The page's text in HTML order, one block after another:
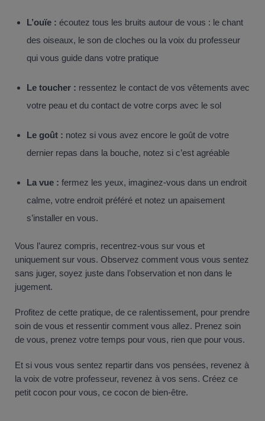
L’ouïe : écoutez tous les bruits autour de vous : le chant
des oiseaux, le son de cloches ou la voix du professeur
qui vous guide dans votre pratique
Le toucher : ressentez le contact de vos vêtements avec
votre peau et du contact de votre corps avec le sol
Le goût : notez si vous avez encore le goût de votre
dernier repas dans la bouche, notez si c’est agréable
La vue : fermez les yeux, imaginez-vous dans un endroit
calme, votre endroit préféré et notez un apaisement
s’installer en vous.
Vous l’aurez compris, recentrez-vous sur vous et
uniquement sur vous. Observez comment vous vous sentez
sans juger, soyez juste dans l’observation et non dans le
jugement.
Profitez de cette pratique, de ce ralentissement, pour prendre
soin de vous et ressentir comment vous allez. Prenez soin
de vous, prenez votre temps pour vous, rien que pour vous.
Et si vous vous sentez repartir dans vos pensées, revenez à
la voix de votre professeur, revenez à vos sens. Créez ce
petit cocon pour vous, ce cocon de bien-être.